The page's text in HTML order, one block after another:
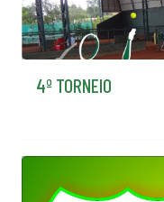
4º TORNEIO